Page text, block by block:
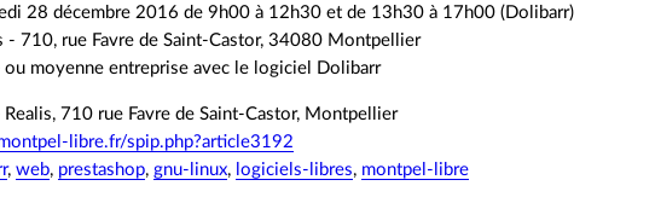
28 décembre 2016 de 9h00 à 12h30 et de 13h30 à 17h00 (Dolibarr)
- 710, rue Favre de Saint-Castor, 34080 Montpellier
moyenne entreprise avec le logiciel Dolibarr
710 rue Favre de Saint-Castor, Montpellier
libre.fr/spip.php?article3192
,web, prestashop,gnu-linux, logiciels-libres, montpel-libre